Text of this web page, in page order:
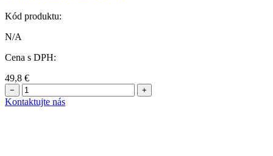
Kód produktu:
N/A
Cena s DPH:
49,8 €
− +
Kontaktujte nás